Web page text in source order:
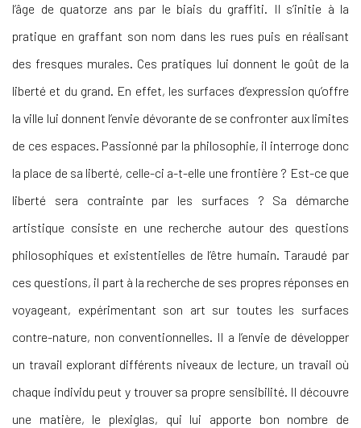
l’âge de quatorze ans par le biais du graffiti. Il s’initie à la
pratique en graffant son nom dans les rues puis en réalisant
des fresques murales. Ces pratiques lui donnent le goût de la
liberté et du grand. En effet, les surfaces d’expression qu’offre
la ville lui donnent l’envie dévorante de se confronter aux limites
de ces espaces. Passionné par la philosophie, il interroge donc
la place de sa liberté, celle-ci a-t-elle une frontière ? Est-ce que
liberté sera contrainte par les surfaces ? Sa démarche
artistique consiste en une recherche autour des questions
philosophiques et existentielles de l’être humain. Taraudé par
ces questions, il part à la recherche de ses propres réponses en
voyageant, expérimentant son art sur toutes les surfaces
contre-nature, non conventionnelles. Il a l’envie de développer
un travail explorant différents niveaux de lecture, un travail où
chaque individu peut y trouver sa propre sensibilité. Il découvre
une matière, le plexiglas, qui lui apporte bon nombre de